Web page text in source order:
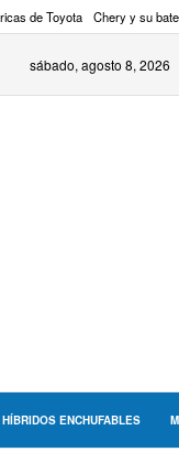
de Toyota Chery y su
sábado, agosto 8, 2026
HÍBRIDOS ENCHUFABLES